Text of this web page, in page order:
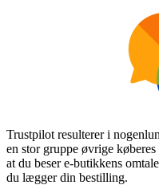
Trustpilot resulterer i
en stor gruppe øvrige
at du beser e-butikkens
du lægger din bestilling.